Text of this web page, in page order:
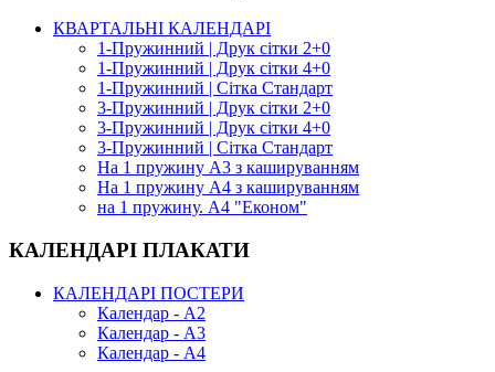
КВАРТАЛЬНІ КАЛЕНДАРІ
1-Пружинний | Друк сітки 2+0
1-Пружинний | Друк сітки 4+0
1-Пружинний | Сітка Стандарт
3-Пружинний | Друк сітки 2+0
3-Пружинний | Друк сітки 4+0
3-Пружинний | Сітка Стандарт
На 1 пружину А3 з кашируванням
На 1 пружину А4 з кашируванням
на 1 пружину. А4 "Економ"
КАЛЕНДАРІ ПЛАКАТИ
КАЛЕНДАРІ ПОСТЕРИ
Календар - А2
Календар - А3
Календар - А4